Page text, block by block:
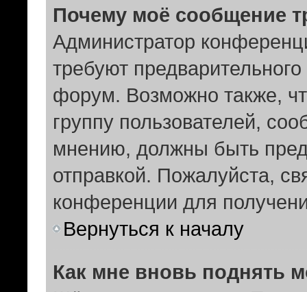
Почему моё сообщение
Администратор
требуют
форум. Возможно также,
группу пользователей,
мнению, должны быть
отправкой. Пожалуйста,
конференции для
Вернуться к началу
Как мне вновь поднять